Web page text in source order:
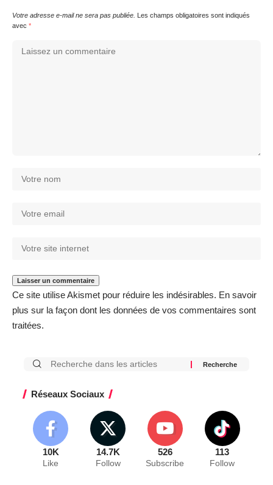
Votre adresse e-mail ne sera pas publiée. Les champs obligatoires sont indiqués
avec *
Ce site utilise Akismet pour réduire les indésirables. En savoir
plus sur la façon dont les données de vos commentaires sont
traitées.
Réseaux Sociaux
10K
Like
14.7K
Follow
526
Subscribe
113
Follow